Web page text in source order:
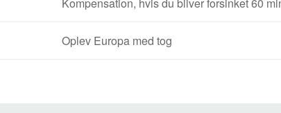
Oplev Europa med tog